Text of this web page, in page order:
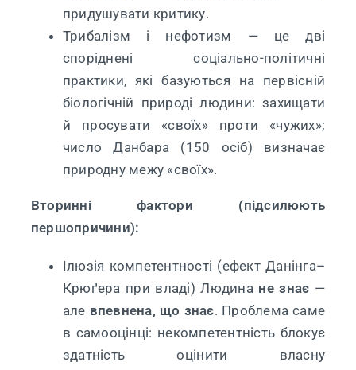
придушувати критику.
Трибалізм і нефотизм — це дві
споріднені соціально-політичні
практики, які базуються на первісній
біологічній природі людини: захищати
й просувати «своїх» проти «чужих»;
число Данбара (150 осіб) визначає
природну межу «своїх».
Вторинні фактори (підсилюють
першопричини):
Ілюзія компетентності (ефект Данінга–
Крюґера при владі) Людина не знає —
але впевнена, що знає. Проблема саме
в самооцінці: некомпетентність блокує
здатність оцінити власну